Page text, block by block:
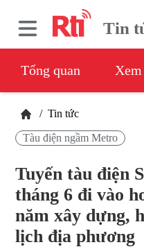
Tin
Tổng quan
/ Tin tức
Tàu điện ngầm Metro
Tuyến tàu điện
tháng 6 đi vào
năm xây dựng,
lịch địa phương